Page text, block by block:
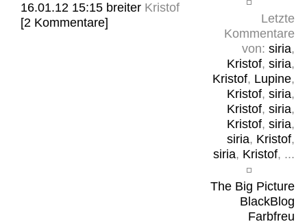
Letzte
Kommentare
von: siria,
Kristof, siria,
Kristof, Lupine,
Kristof, siria,
Kristof, siria,
Kristof, siria,
siria, Kristof,
siria, Kristof, ...
The Big Picture
BlackBlog
Farbfreu
16.01.12 15:15 breiter Kristof
[2 Kommentare]